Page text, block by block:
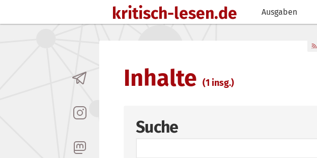
kritisch-lesen.de Ausgaben
Inhalte (1 insg.)
Suche